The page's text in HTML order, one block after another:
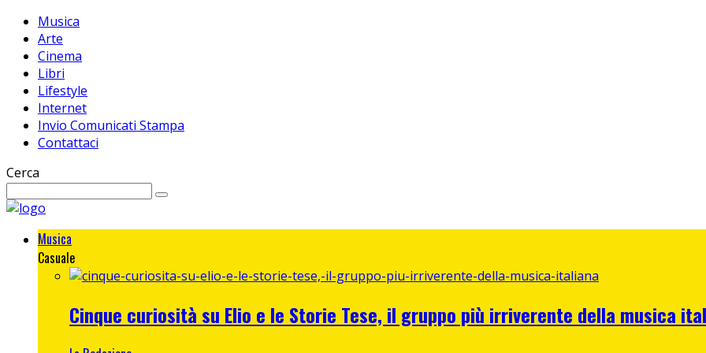
Musica
Arte
Cinema
Libri
Lifestyle
Internet
Invio Comunicati Stampa
Contattaci
Cerca
Musica
Casuale
Cinque curiosità su Elio e le Storie Tese, il gruppo più irriverente della musica